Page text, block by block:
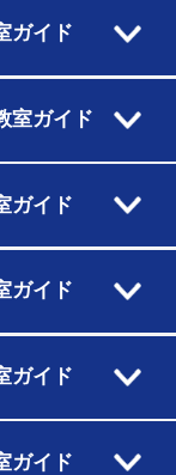
ガイド
室ガイド
ガイド
ガイド
ガイド
ガイド